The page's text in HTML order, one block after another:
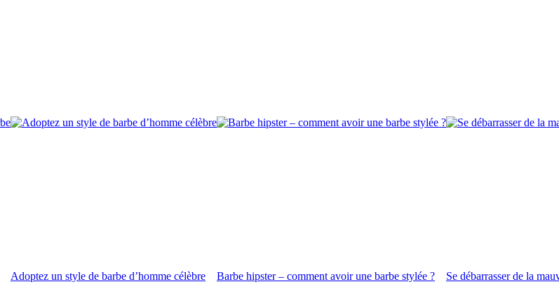
Adoptez un style de barbe d’homme célèbre Barbe hipster – comment avoir une barbe stylée ? Se débarrasser de la